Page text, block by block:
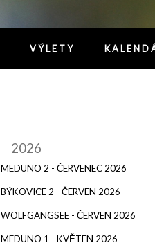
VÝLETY
2026
MEDUNO 2 - ČERVENEC 2026
BÝKOVICE 2 - ČERVEN 2026
WOLFGANGSEE - ČERVEN 2026
MEDUNO 1 - KVĚTEN 2026